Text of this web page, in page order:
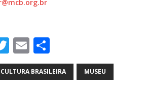
T
w
it
E
m
ai
h
ar
CULTURA BRASILEIRA MUSEU